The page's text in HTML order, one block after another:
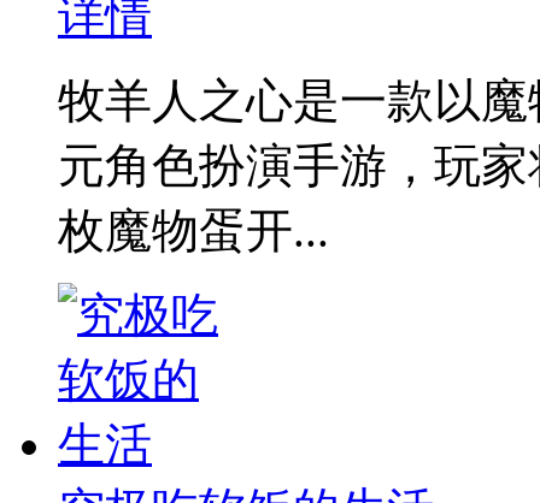
详情
牧羊人之心是一款以
元角色扮演手游‌，玩
枚魔物蛋开...